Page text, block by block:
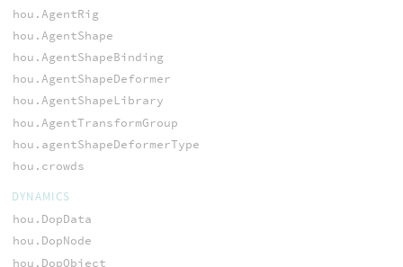
hou.AgentRig
hou.AgentShape
hou.AgentShapeBinding
hou.AgentShapeDeformer
hou.AgentShapeLibrary
hou.AgentTransformGroup
hou.agentShapeDeformerType
hou.crowds
DYNAMICS
hou.DopData
hou.DopNode
hou.DopObject